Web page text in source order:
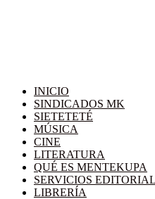
INICIO
SINDICADOS MK
SIETETETÉ
MÚSICA
CINE
LITERATURA
QUÉ ES MENTEKUPA
SERVICIOS
LIBRERÍA